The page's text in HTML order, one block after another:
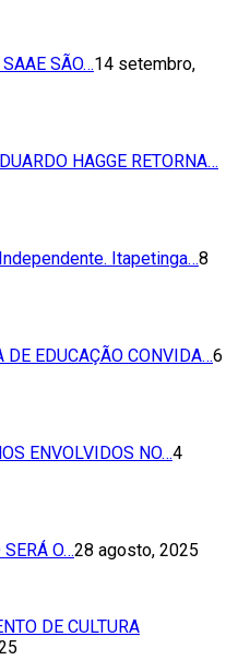
SÃO…14 setembro,
HAGGE RETORNA…
Itapetinga…8
DE EDUCAÇÃO CONVIDA…6
ENVOLVIDOS NO…4
O…28 agosto, 2025
DE CULTURA